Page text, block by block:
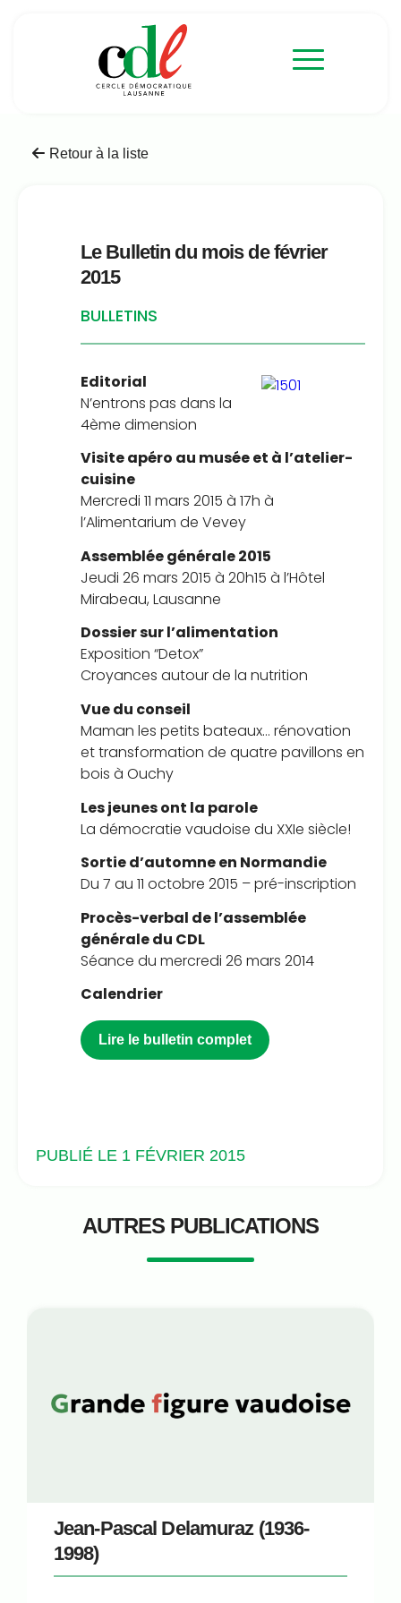
Retour à la liste
Le Bulletin du mois de février
2015
BULLETINS
Editorial
N’entrons pas dans la
4ème dimension
Visite apéro au musée et à l’atelier-
cuisine
Mercredi 11 mars 2015 à 17h à
l’Alimentarium de Vevey
Assemblée générale 2015
Jeudi 26 mars 2015 à 20h15 à l’Hôtel
Mirabeau, Lausanne
Dossier sur l’alimentation
Exposition “Detox”
Croyances autour de la nutrition
Vue du conseil
Maman les petits bateaux… rénovation
et transformation de quatre pavillons en
bois à Ouchy
Les jeunes ont la parole
La démocratie vaudoise du XXIe siècle!
Sortie d’automne en Normandie
Du 7 au 11 octobre 2015 – pré-inscription
Procès-verbal de l’assemblée
générale du CDL
Séance du mercredi 26 mars 2014
Calendrier
Lire le bulletin complet
PUBLIÉ LE 1 FÉVRIER 2015
AUTRES PUBLICATIONS
Jean-Pascal Delamuraz (1936-
1998)